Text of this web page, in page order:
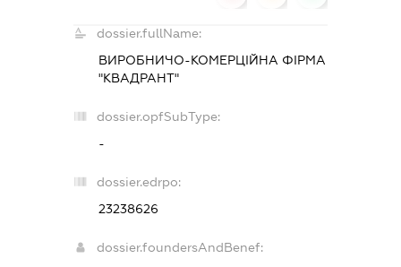
dossier.fullName:
ВИРОБНИЧО-КОМЕРЦІЙНА ФІРМА
"КВАДРАНТ"
dossier.opfSubType:
-
dossier.edrpo:
23238626
dossier.foundersAndBenef: